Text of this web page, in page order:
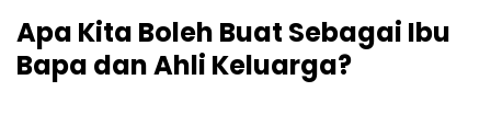
Apa Kita Boleh Buat Sebagai Ibu
Bapa dan Ahli Keluarga?